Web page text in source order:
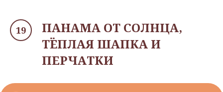
ПАНАМА ОТ СОЛНЦА,
ТЁПЛАЯ ШАПКА И
ПЕРЧАТКИ